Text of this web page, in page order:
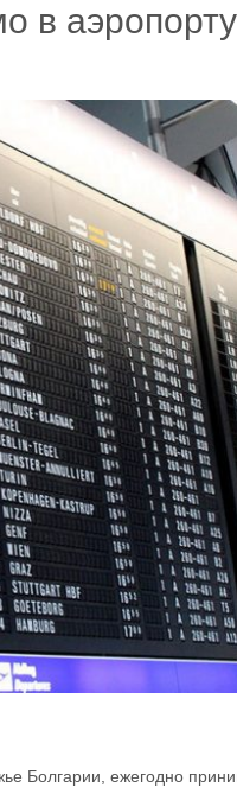
в
Болгарии, ежегодно